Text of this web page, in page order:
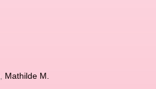
Mathilde M.